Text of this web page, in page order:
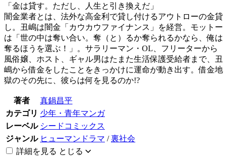
「金は貸す。ただし、人生と引き換えだ」
闇金業者とは、法外な高金利で貸し付けるアウトローの金貸
し。丑嶋は闇金「カウカウファイナンス」を経営。モットー
は「世の中は奪い合い。奪（と）るか奪られるかなら、俺は
奪るほうを選ぶ！」。サラリーマン・OL、フリーターから
風俗嬢、ホスト、ギャル男はたまた生活保護受給者まで、丑
嶋から借金をしたことをきっかけに運命が動き出す。借金地
獄のその先に、彼らは何を見るのか!?
著者
真鍋昌平
カテゴリ 少年・青年マンガ
レーベル シードコミックス
ジャンル ヒューマンドラマ /裏社会
詳細を見る とじる